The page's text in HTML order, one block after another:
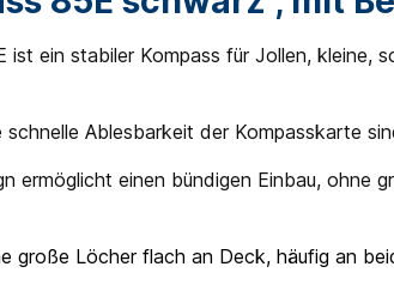
ist ein stabiler Kompass für Jollen, kleine,
schnelle Ablesbarkeit der Kompasskarte
ermöglicht einen bündigen Einbau, ohne
große Löcher flach an Deck, häufig an